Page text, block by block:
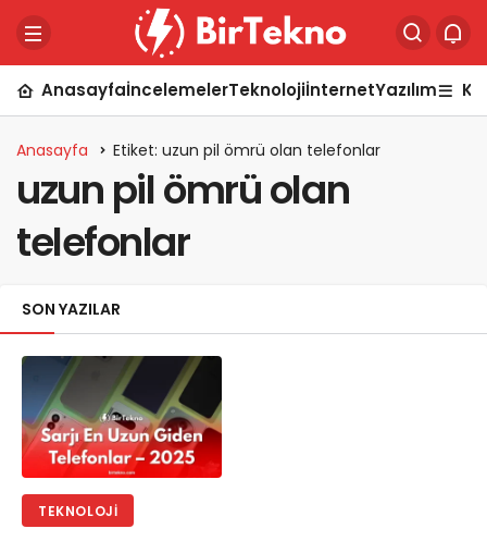
AnasayfaİncelemelerTeknolojiİnternetYazılım
Anasayfa Etiket: uzun pil ömrü olan telefonlar
uzun pil ömrü olan
telefonlar
SON YAZILAR
TEKNOLOJI